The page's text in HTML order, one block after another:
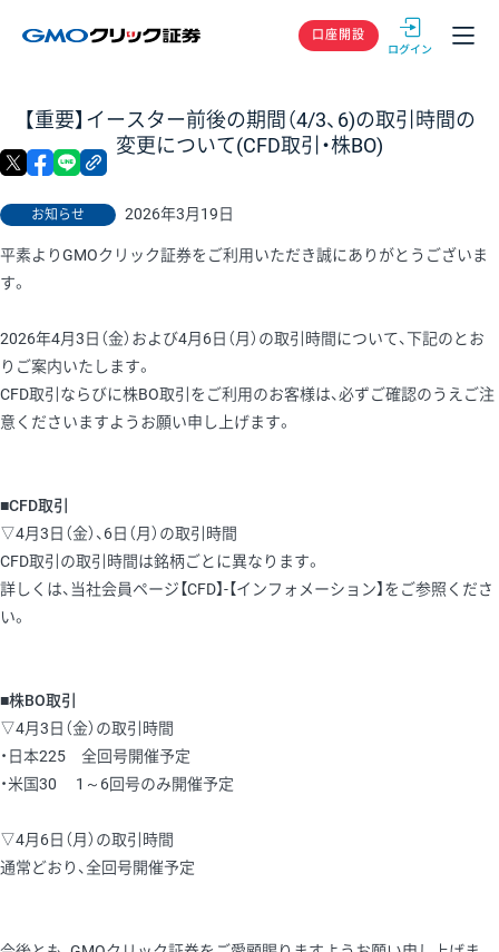
GMOクリック
口座開設
【重要】イースター前後の期間（4/3、6)の取引時間の
変更について(CFD取引・株BO)
お知らせ 2026年3月19日
X facebook リンクをコピー
平素よりGMOクリック証券をご利用いただき誠にありがとうございま
す。
2026年4月3日（金）および4月6日（月）の取引時間について、下記のとお
りご案内いたします。
CFD取引ならびに株BO取引をご利用のお客様は、必ずご確認のうえご注
意くださいますようお願い申し上げます。
■CFD取引
▽4月3日（金）、6日（月）の取引時間
CFD取引の取引時間は銘柄ごとに異なります。
詳しくは、当社会員ページ【CFD】-【インフォメーション】をご参照くださ
い。
■株BO取引
▽4月3日（金）の取引時間
・日本225 全回号開催予定
・米国30 1～6回号のみ開催予定
▽4月6日（月）の取引時間
通常どおり、全回号開催予定